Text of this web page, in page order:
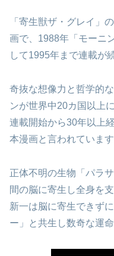
「寄生獣ザ・グレイ」
画で、1988年「モーニ
して1995年まで連載が
奇抜な想像力と哲学的
ンが世界中20カ国以上
連載開始から30年以上
本漫画と言われています
正体不明の生物「パラ
間の脳に寄生し全身を
新一は脳に寄生できず
ー」と共生し数奇な運